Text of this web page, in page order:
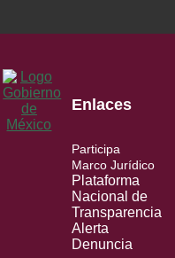
Enlaces
Participa
Marco Jurídico
Plataforma
Nacional de
Transparencia
Alerta
Denuncia